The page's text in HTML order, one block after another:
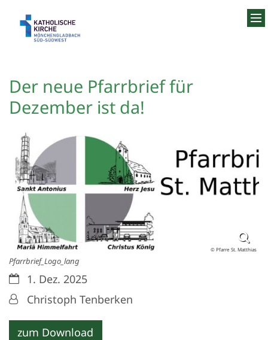
Der neue Pfarrbrief für
Dezember ist da!
© Pfarre St. Matthias
Pfarrbrief_Logo_lang
Datum:1. Dez. 2025
Von:Christoph Tenberken
zum Download